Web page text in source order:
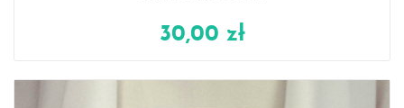
30,00 zł